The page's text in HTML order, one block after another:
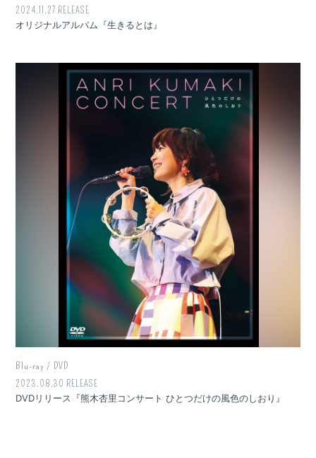
2024.11.27 RELEASE
オリジナルアルバム『生きるとは』
Blu-ray / DVD
2023.08.30 RELEASE
DVDリリース『熊木杏里コンサート ひとつだけの風色のしおり』